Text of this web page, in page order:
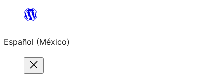
Saltar
contenido
Español (México)